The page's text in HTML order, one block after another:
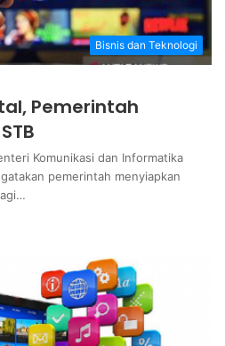
Bisnis dan Teknologi
Pemerintah
Komunikasi dan Informatika
pemerintah menyiapkan